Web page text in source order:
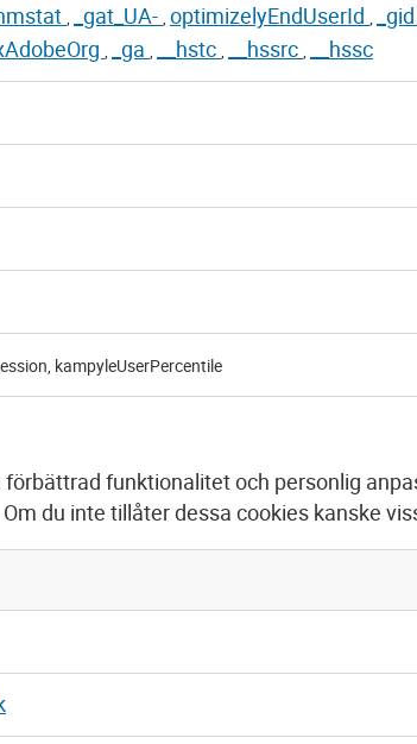
, _gat_UA- , optimizelyEndUserId , _gid
, _ga , __hstc , __hssrc , __hssc
kampyleUserPercentile
funktionalitet och personlig
du inte tillåter dessa cookies kanske